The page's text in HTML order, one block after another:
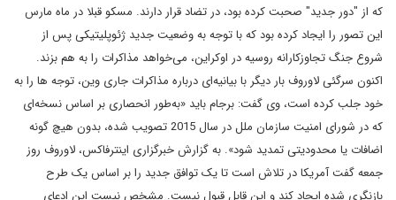
که از "دور جدید" صحبت کرده بود، در تضاد قرار دارند. مسکو قبلا در ماه مارس
این تصور را ایجاد کرده بود که با توجه به وضعیت جدید ژئوپلیتیکی پس از
شروع جنگ تجاوزکارانه روسیه در اوکراین، می‌خواهد مذاکرات را به هم بزند.
اکنون سرگئی لاوروف بار دیگر با بیانیه‌ای درباره مذاکرات جاری وین، توجه ها را به
خود جلب کرده است، وی گفت: برجام باید «به‌طور انحصاری بر اساس نسخه‌ای
که در شورای امنیت سازمان ملل در سال 2015 تصویب شده، بدون هیچ گونه
اضافات یا محدودیتی تمدید شود». به گزارش خبرگزاری اینترفاکس، لاوروف روز
جمعه گفت آمریکا در تلاش است تا یک توافق جدید را بر اساس یک طرح
بازنگری شده ایجاد کند و این قابل قبول نیست. مشخص نیست این ادعای